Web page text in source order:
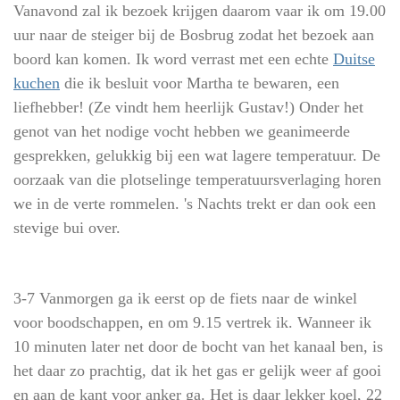
Vanavond zal ik bezoek krijgen daarom vaar ik om 19.00
uur naar de steiger bij de Bosbrug zodat het bezoek aan
boord kan komen. Ik word verrast met een echte Duitse
kuchen die ik besluit voor Martha te bewaren, een
liefhebber! (Ze vindt hem heerlijk Gustav!) Onder het
genot van het nodige vocht hebben we geanimeerde
gesprekken, gelukkig bij een wat lagere temperatuur. De
oorzaak van die plotselinge temperatuursverlaging horen
we in de verte rommelen. 's Nachts trekt er dan ook een
stevige bui over.
3-7 Vanmorgen ga ik eerst op de fiets naar de winkel
voor boodschappen, en om 9.15 vertrek ik. Wanneer ik
10 minuten later net door de bocht van het kanaal ben, is
het daar zo prachtig, dat ik het gas er gelijk weer af gooi
en aan de kant voor anker ga. Het is daar lekker koel, 22